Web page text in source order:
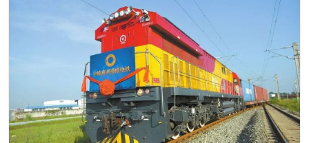
深圳DHL国际快递 伊朗快递
UPS国际快递 深圳国际快递公司
深圳国际物流公司 深圳国际快递电话
DHL国际快递电话 深圳国际快递